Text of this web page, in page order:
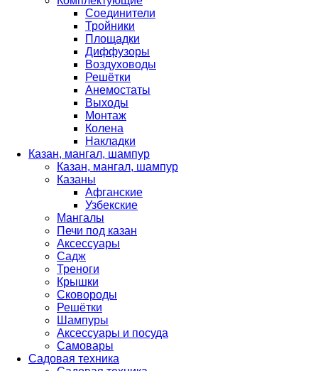
Соединители
Тройники
Площадки
Диффузоры
Воздуховоды
Решётки
Анемостаты
Выходы
Монтаж
Колена
Накладки
Казан, мангал, шампур
Казан, мангал, шампур
Казаны
Афганские
Узбекские
Мангалы
Печи под казан
Аксессуары
Садж
Треноги
Крышки
Сковороды
Решётки
Шампуры
Аксессуары и посуда
Самовары
Садовая техника